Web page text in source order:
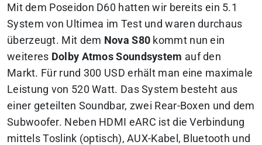
Mit dem Poseidon D60 hatten wir bereits ein 5.1
System von Ultimea im Test und waren durchaus
überzeugt. Mit dem Nova S80 kommt nun ein
weiteres Dolby Atmos Soundsystem auf den
Markt. Für rund 300 USD erhält man eine maximale
Leistung von 520 Watt. Das System besteht aus
einer geteilten Soundbar, zwei Rear-Boxen und dem
Subwoofer. Neben HDMI eARC ist die Verbindung
mittels Toslink (optisch), AUX-Kabel, Bluetooth und